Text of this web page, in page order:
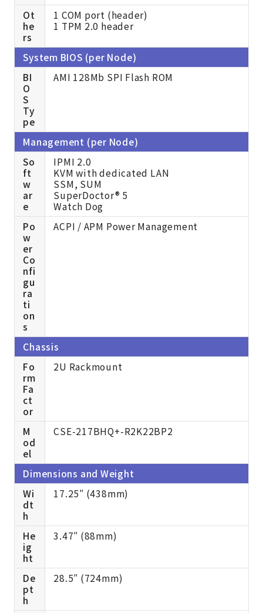
Ot
he
rs
1 COM port (header)
1 TPM 2.0 header
System BIOS (per Node)
BI
O
S
Ty
pe
AMI 128Mb SPI Flash ROM
Management (per Node)
So
ft
w
ar
e
IPMI 2.0
KVM with dedicated LAN
SSM, SUM
SuperDoctor® 5
Watch Dog
Po
w
er
Co
nfi
gu
ra
ti
on
s
ACPI / APM Power Management
Chassis
Fo
rm
Fa
ct
or
2U Rackmount
M
od
el
CSE-217BHQ+-R2K22BP2
Dimensions and Weight
Wi
dt
h
17.25″ (438mm)
He
ig
ht
3.47″ (88mm)
De
pt
h
28.5″ (724mm)